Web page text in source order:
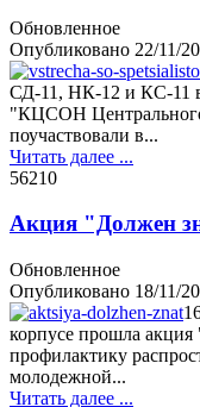
Обновленное
Опубликовано 22/11/
СД-11, НК-12 и КС-11
"КЦСОН
поучаствовали в...
Читать далее ...
56210
Акция "Должен
Обновленное
Опубликовано 18/11/
корпусе прошла
профилактику
молодежной...
Читать далее ...